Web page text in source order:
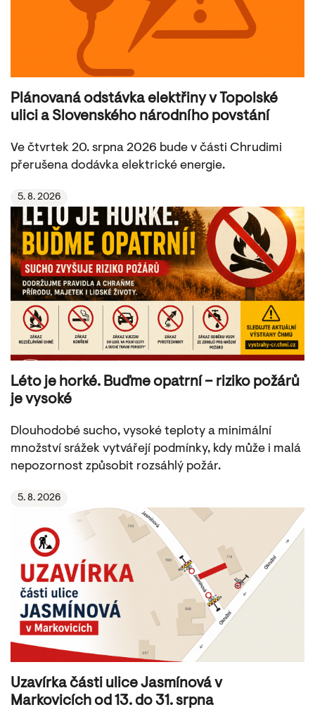
Plánovaná odstávka elektřiny v Topolské
ulici a Slovenského národního povstání
Ve čtvrtek 20. srpna 2026 bude v části Chrudimi
přerušena dodávka elektrické energie.
5. 8. 2026
Léto je horké. Buďme opatrní – riziko požárů
je vysoké
Dlouhodobé sucho, vysoké teploty a minimální
množství srážek vytvářejí podmínky, kdy může i malá
nepozornost způsobit rozsáhlý požár.
5. 8. 2026
Uzavírka části ulice Jasmínová v
Markovicích od 13. do 31. srpna